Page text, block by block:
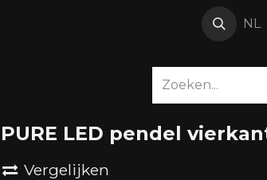
NL
PURE LED pendel
Vergelijken